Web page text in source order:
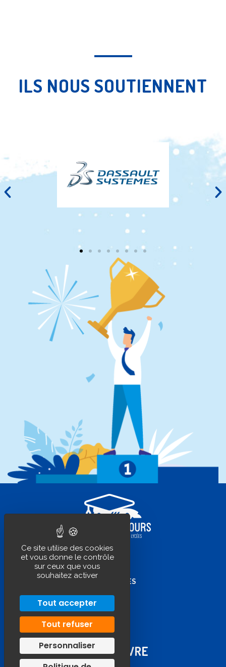
ILS NOUS SOUTIENNENT
PLAN DE SITE
MENTIONS LÉGALES
CONTACT
ACCÈS EXTRANET
NOUS SUIVRE
Ce site utilise des cookies
et vous donne le contrôle
sur ceux que vous
souhaitez activer
Tout accepter
Tout refuser
Personnaliser